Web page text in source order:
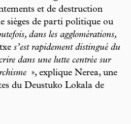
et de destruction
sièges de parti politique ou
dans les agglomérations,
s’est rapidement distingué du
dans une lutte centrée sur
», explique Nerea, une
du Deustuko Lokala de